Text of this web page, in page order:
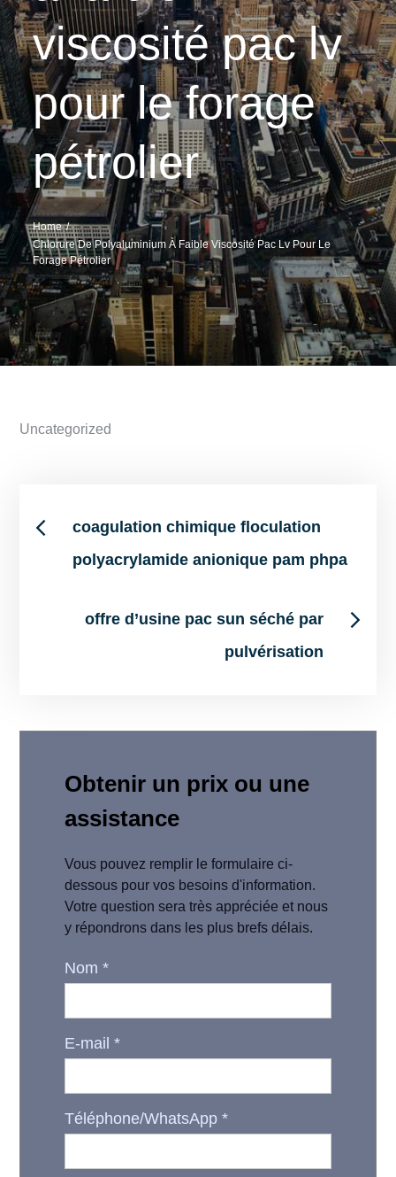
viscosité pac lv
pour le forage
pétrolier
Home
Chlorure De Polyaluminium À Faible Viscosité Pac Lv Pour Le
Forage Pétrolier
Uncategorized
Post
navigation
coagulation chimique floculation
polyacrylamide anionique pam phpa
offre d’usine pac sun séché par
pulvérisation
Obtenir un prix ou une
assistance
Vous pouvez remplir le formulaire ci-
dessous pour vos besoins d'information.
Votre question sera très appréciée et nous
y répondrons dans les plus brefs délais.
Nom*
E-mail*
Téléphone/WhatsApp*